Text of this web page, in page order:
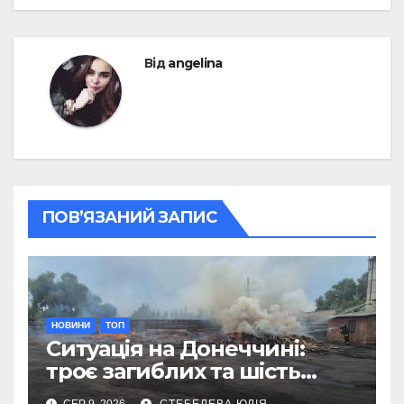
Відangelina
ПОВ’ЯЗАНИЙ ЗАПИС
НОВИНИ ТОП
Ситуація на Донеччині:
троє загиблих та шість
поранених за добу